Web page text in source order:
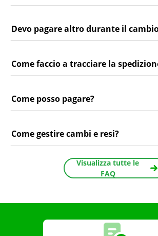
Devo pagare altro durante il
Come faccio a tracciare la
Come posso pagare?
Come gestire cambi e resi?
Visualizza tutte le
FAQ